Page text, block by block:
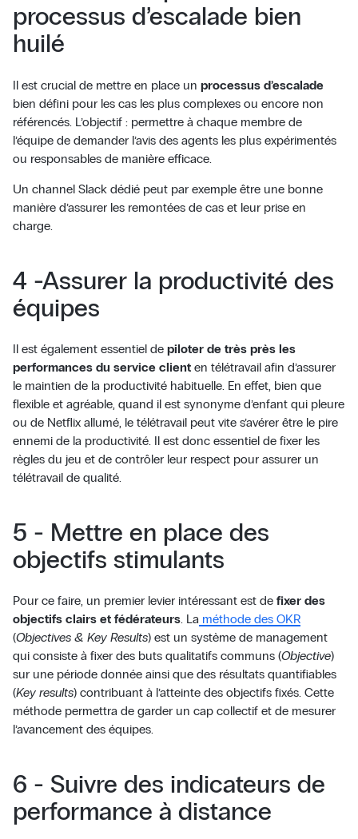
processus d’escalade bien
huilé
Il est crucial de mettre en place un processus d’escalade
bien défini pour les cas les plus complexes ou encore non
référencés. L’objectif : permettre à chaque membre de
l’équipe de demander l’avis des agents les plus expérimentés
ou responsables de manière efficace.
Un channel Slack dédié peut par exemple être une bonne
manière d’assurer les remontées de cas et leur prise en
charge.
4 -Assurer la productivité des
équipes
Il est également essentiel de piloter de très près les
performances du service client en télétravail afin d’assurer
le maintien de la productivité habituelle. En effet, bien que
flexible et agréable, quand il est synonyme d’enfant qui pleure
ou de Netflix allumé, le télétravail peut vite s’avérer être le pire
ennemi de la productivité. Il est donc essentiel de fixer les
règles du jeu et de contrôler leur respect pour assurer un
télétravail de qualité.
5 - Mettre en place des
objectifs stimulants
Pour ce faire, un premier levier intéressant est de fixer des
objectifs clairs et fédérateurs. La méthode des OKR
(Objectives & Key Results) est un système de management
qui consiste à fixer des buts qualitatifs communs (Objective)
sur une période donnée ainsi que des résultats quantifiables
(Key results) contribuant à l’atteinte des objectifs fixés. Cette
méthode permettra de garder un cap collectif et de mesurer
l’avancement des équipes.
6 - Suivre des indicateurs de
performance à distance